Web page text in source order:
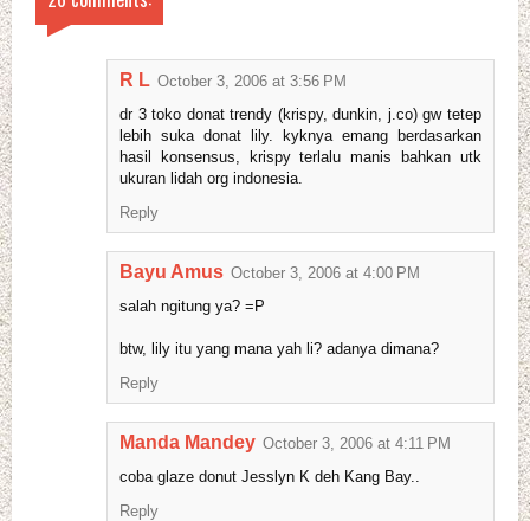
R L October 3, 2006 at 3:56 PM
dr 3 toko donat trendy (krispy, dunkin, j.co) gw tetep
lebih suka donat lily. kyknya emang berdasarkan
hasil konsensus, krispy terlalu manis bahkan utk
ukuran lidah org indonesia.
Reply
Bayu Amus October 3, 2006 at 4:00 PM
salah ngitung ya? =P
btw, lily itu yang mana yah li? adanya dimana?
Reply
Manda Mandey October 3, 2006 at 4:11 PM
coba glaze donut Jesslyn K deh Kang Bay..
Reply